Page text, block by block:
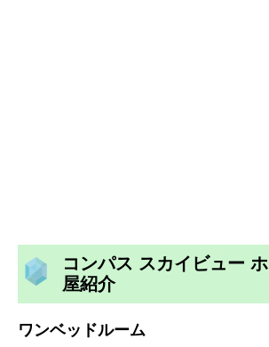
コンパス スカイビュー
屋紹介
ワンベッドルーム